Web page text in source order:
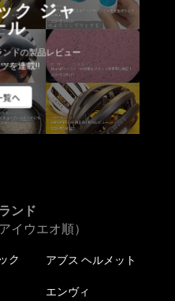
ク ジャ
ル
ドの製品レビュー
を連載!!
覧へ
ンド
イウエオ順）
ク アブス ヘルメット
エンヴィ